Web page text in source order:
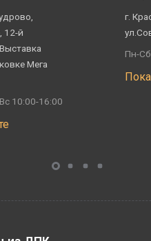
12-й
Мега
10:00-16:00
г.
Пн-